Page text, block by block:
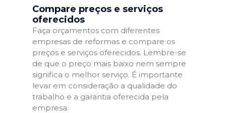
Compare preços e serviços
oferecidos
Faça orçamentos com diferentes
empresas de reformas e compare os
preços e serviços oferecidos. Lembre-se
de que o preço mais baixo nem sempre
significa o melhor serviço. É importante
levar em consideração a qualidade do
trabalho e a garantia oferecida pela
empresa.